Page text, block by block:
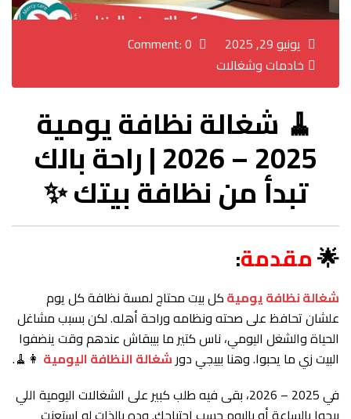
يونيو 29, 2025
خادمات وشغالات
🧹 شغالة نظافة يومية
2025 – 2026 | راحة بالك
تبدأ من نظافة بيتك ✨
🌟مقدمة:
شغالة نظافة يوميةكل بيت محتاج لمسة نظافة كل يوم
علشان تحافظ على صحته ونظامه وراحة أهله. لكن بسبب مشاغل
الحياة والشغل اليومي، ناس كتير ما بيبقاش عندهم وقت ينضفوا
البيت زي ما يحبوا. وهنا بييجي دور شغالة النظافة اليومية 👩‍🧹.
في 2025 – 2026، بقى فيه طلب كبير على الشغالات اليومية اللي